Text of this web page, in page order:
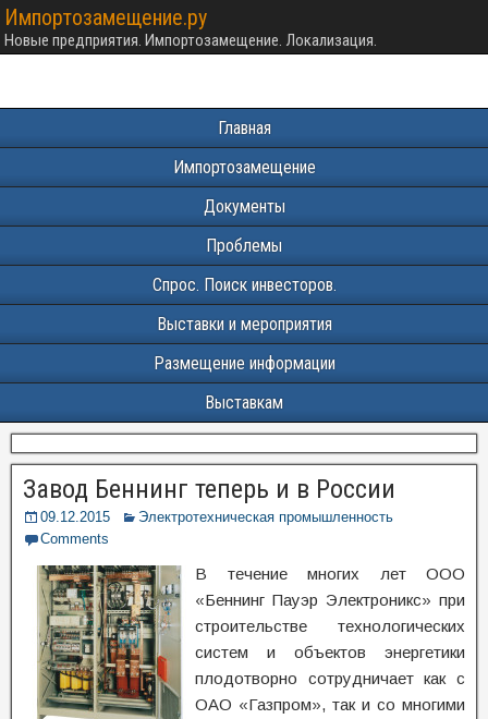
Импортозамещение.ру
Новые предприятия. Импортозамещение. Локализация.
Главная
Импортозамещение
Документы
Проблемы
Спрос. Поиск инвесторов.
Выставки и мероприятия
Размещение информации
Выставкам
Завод Беннинг теперь и в России
09.12.2015
Электротехническая промышленность
Comments
В течение многих лет ООО
«Беннинг Пауэр Электроникс» при
строительстве технологических
систем и объектов энергетики
плодотворно сотрудничает как с
ОАО «Газпром», так и со многими